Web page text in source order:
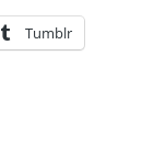
Tumblr